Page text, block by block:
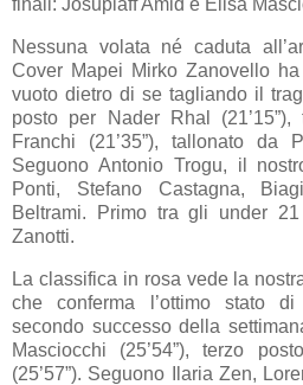
finali: Josupiaff Amid e Elisa
Nessuna volata né caduta
Cover Mapei Mirko Zanovello
vuoto dietro di se tagliando il
posto per Nader Rhal
Franchi (21’35”), tallonato da
Seguono Antonio Trogu, il
Ponti, Stefano Castagna,
Beltrami. Primo tra gli under 21
Zanotti.
La classifica in rosa vede la
che conferma l’ottimo stato
secondo successo della
Masciocchi (25’54”), terzo
(25’57”). Seguono Ilaria Zen,